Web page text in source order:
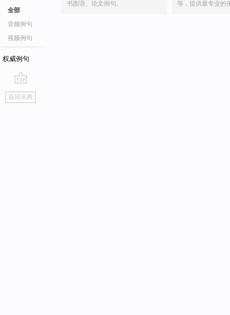
全部
音频例句
视频例句
权威例句
go
top
返回词典
书面语、论文例句。
等，提供最专业的